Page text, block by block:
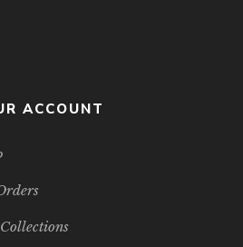
ACCOUNT